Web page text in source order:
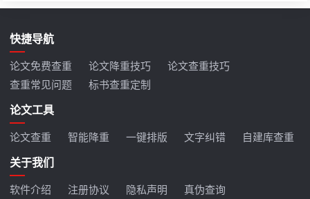
快捷导航
论文免费查重 论文降重技巧
论文查重技巧
查重常见问题
标书查重定制
论文工具
论文查重 智能降重 一键排版 文字纠错 自建库查重
关于我们
软件介绍 注册协议 隐私声明 真伪查询